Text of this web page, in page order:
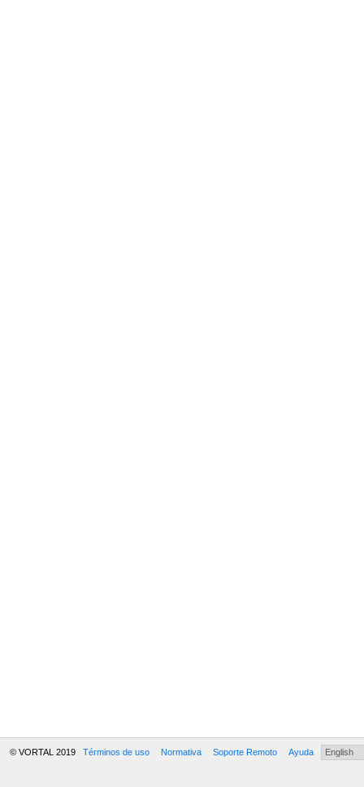
© VORTAL 2019 Términos de uso Normativa Soporte Remoto Ayuda